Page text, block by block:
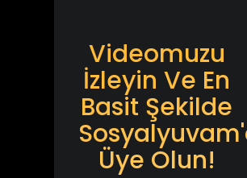
Videomuzu
İzleyin Ve En
Basit Şekilde
Üye Olun!